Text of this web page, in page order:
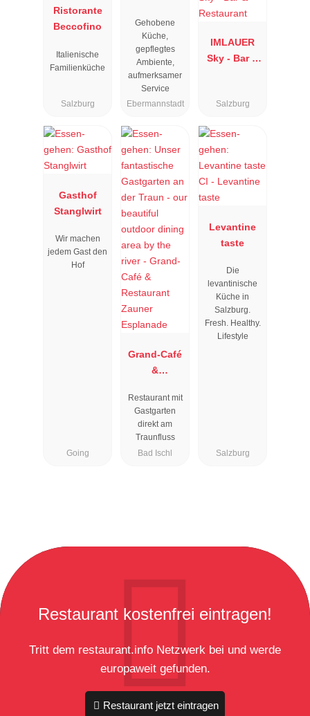
Ristorante
Beccofino
Italienische
Familienküche
Salzburg
"
Gehobene
Küche,
gepflegtes
Ambiente,
aufmerksamer
Service
Ebermannstadt
IMLAUER
Sky - Bar &
Salzburg
Gasthof
Stanglwirt
Wir machen
jedem Gast den
Hof
Going
Grand-Café
&
Zauner
Esplanade
Restaurant mit
Gastgarten
direkt am
Traunfluss
Bad Ischl
Levantine
taste
Die
levantinische
Küche in
Salzburg.
Fresh. Healthy.
Lifestyle
Salzburg
Restaurant kostenfrei eintragen!
Tritt dem restaurant.info Netzwerk bei und werde
europaweit gefunden.
Restaurant jetzt eintragen